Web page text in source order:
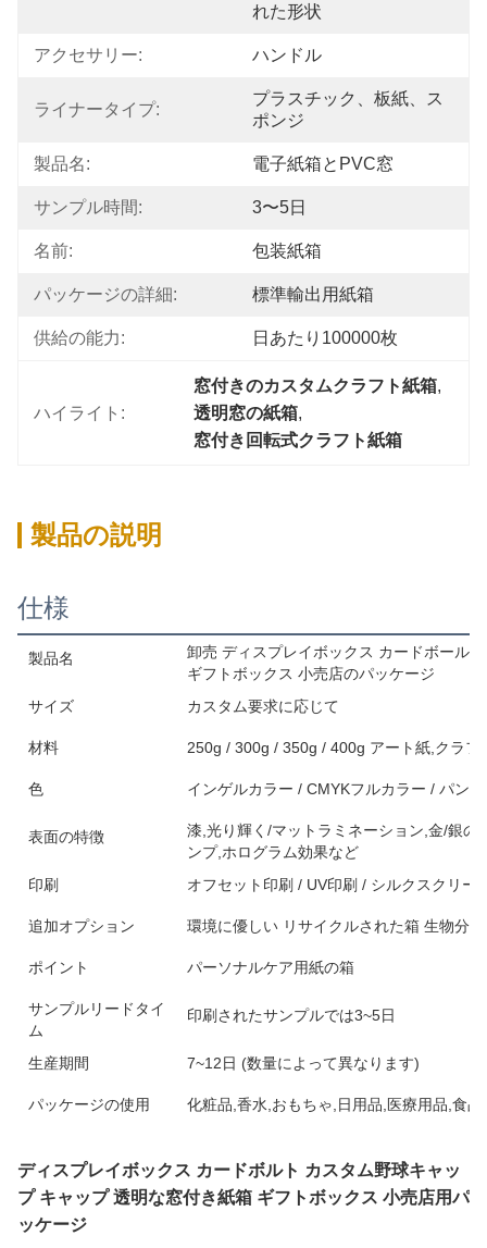
れた形状
アクセサリー: ハンドル
ライナータイプ:
プラスチック、板紙、ス
ポンジ
製品名: 電子紙箱とPVC窓
サンプル時間: 3〜5日
名前: 包装紙箱
パッケージの詳細: 標準輸出用紙箱
供給の能力: 日あたり100000枚
ハイライト:
窓付きのカスタムクラフト紙箱,
透明窓の紙箱,
窓付き回転式クラフト紙箱
製品の説明
仕様
製品名
卸売 ディスプレイボックス カードボール
ギフトボックス 小売店のパッケージ
サイズ
カスタム要求に応じて
材料 250g / 300g / 350g / 400g アート紙,クラフ
色 インゲルカラー / CMYKフルカラー / パン
表面の特徴
漆,光り輝く/マットラミネーション,金/銀
ンプ,ホログラム効果など
印刷
オフセット印刷 / UV印刷 / シルクスクリー
追加オプション 環境に優しい リサイクルされた箱 生物分
ポイント パーソナルケア用紙の箱
サンプルリードタイ
ム
印刷されたサンプルでは3~5日
生産期間 7~12日 (数量によって異なります)
パッケージの使用 化粧品,香水,おもちゃ,日用品,医療用品,食品
ディスプレイボックス カードボルト カスタム野球キャッ
プ キャップ 透明な窓付き紙箱 ギフトボックス 小売店用パ
ッケージ